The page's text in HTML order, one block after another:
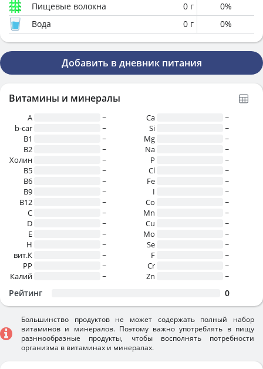
Пищевые волокна
0 г 0%
Вода
0 г 0%
Добавить в дневник питания
Витамины и минералы
A
~
b-car
~
В1
~
B2
~
Холин
~
B5
~
B6
~
B9
~
B12
~
C
~
D
~
E
~
H
~
вит.К
~
PP
~
Калий
~
Ca
~
Si
~
Mg
~
Na
~
P
~
Cl
~
Fe
~
I
~
Co
~
Mn
~
Cu
~
Mo
~
Se
~
F
~
Cr
~
Zn
~
Рейтинг 0
Большинство продуктов не может содержать полный набор
витаминов и минералов. Поэтому важно употреблять в пищу
разннообразные продукты, чтобы восполнять потребности
организма в витаминах и минералах.